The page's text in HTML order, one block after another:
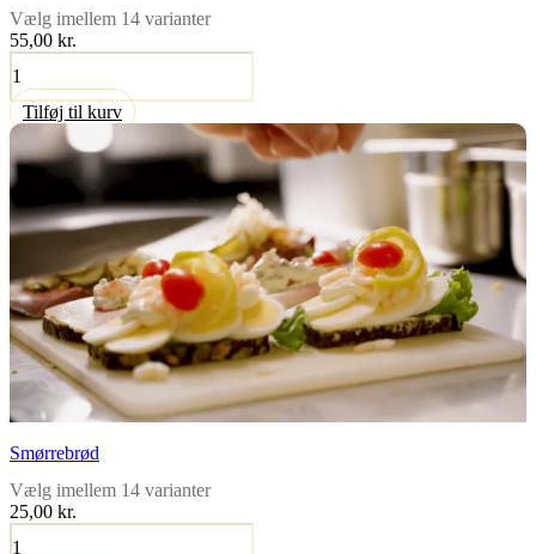
Vælg imellem 14 varianter
55,00 kr.
Luksus
smørrebrød
antal
Tilføj til kurv
Smørrebrød
Vælg imellem 14 varianter
25,00 kr.
Smørrebrød